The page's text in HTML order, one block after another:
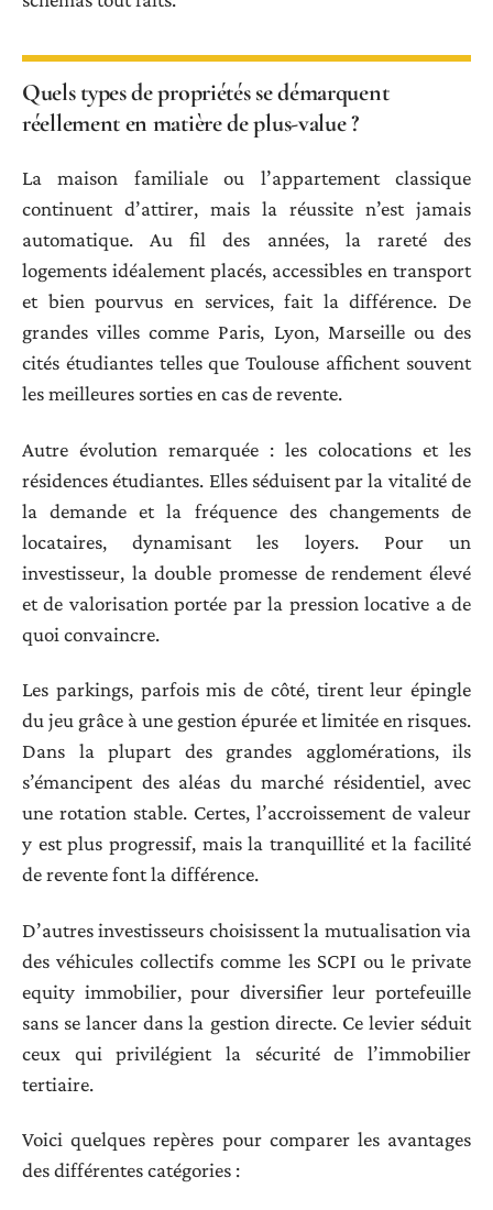
Quels types de propriétés se démarquent
réellement en matière de plus-value ?
La maison familiale ou l’appartement classique
continuent d’attirer, mais la réussite n’est jamais
automatique. Au fil des années, la rareté des
logements idéalement placés, accessibles en transport
et bien pourvus en services, fait la différence. De
grandes villes comme Paris, Lyon, Marseille ou des
cités étudiantes telles que Toulouse affichent souvent
les meilleures sorties en cas de revente.
Autre évolution remarquée : les colocations et les
résidences étudiantes. Elles séduisent par la vitalité de
la demande et la fréquence des changements de
locataires, dynamisant les loyers. Pour un
investisseur, la double promesse de rendement élevé
et de valorisation portée par la pression locative a de
quoi convaincre.
Les parkings, parfois mis de côté, tirent leur épingle
du jeu grâce à une gestion épurée et limitée en risques.
Dans la plupart des grandes agglomérations, ils
s’émancipent des aléas du marché résidentiel, avec
une rotation stable. Certes, l’accroissement de valeur
y est plus progressif, mais la tranquillité et la facilité
de revente font la différence.
D’autres investisseurs choisissent la mutualisation via
des véhicules collectifs comme les SCPI ou le private
equity immobilier, pour diversifier leur portefeuille
sans se lancer dans la gestion directe. Ce levier séduit
ceux qui privilégient la sécurité de l’immobilier
tertiaire.
Voici quelques repères pour comparer les avantages
des différentes catégories :